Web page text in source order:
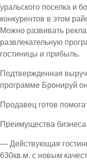
уральского поселка и
конкурентов в этом
Можно развивать
развлекательную
гостиницы и прибыль.
Подтвержденная
программе Бронируй
Продавец готов
Преимущества бизнеса:
— Действующая
630кв.м. с новым